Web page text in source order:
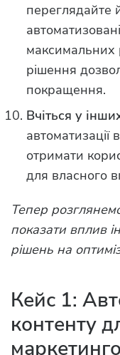
переглядайте
максимальних
рішення
покращення.
Вчіться у
отримати
для власного
Тепер
показати вплив
рішень на
Кейс 1:
контенту